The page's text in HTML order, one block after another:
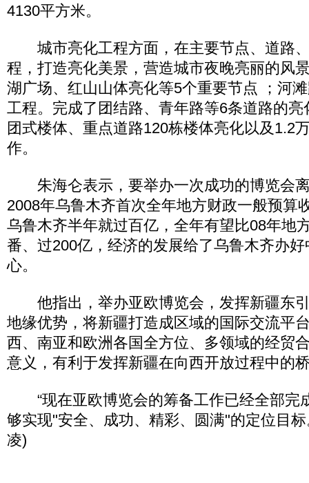
4130平方米。
城市亮化工程方面，在主要节点、道路
程，打造亮化美景，营造城市夜晚亮丽的风
湖广场、红山山体亮化等5个重要节点 ；河
工程。完成了团结路、青年路等6条道路的
团式楼体、重点道路120栋楼体亮化以及1.2
作。
朱海仑表示，要举办一次成功的博览会
2008年乌鲁木齐首次全年地方财政一般预算
乌鲁木齐半年就过百亿，全年有望比08年地
番、过200亿，经济的发展给了乌鲁木齐办
心。
他指出，举办亚欧博览会，发挥新疆东
地缘优势，将新疆打造成区域的国际交流平
西、南亚和欧洲各国全方位、多领域的经贸
意义，有利于发挥新疆在向西开放过程中的
“现在亚欧博览会的筹备工作已经全部完
够实现"安全、成功、精彩、圆满"的定位目
凌)